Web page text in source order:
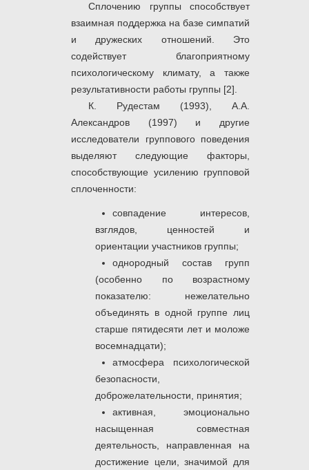
Сплочению группы способствует
взаимная поддержка на базе симпатий
и дружеских отношений. Это
содействует благоприятному
психологическому климату, а также
результативности работы группы [2].
К. Рудестам (1993), А.А.
Александров (1997) и другие
исследователи группового поведения
выделяют следующие факторы,
способствующие усилению групповой
сплоченности:
совпадение интересов,
взглядов, ценностей и
ориентации участников группы;
однородный состав групп
(особенно по возрастному
показателю: нежелательно
объединять в одной группе лиц
старше пятидесяти лет и моложе
восемнадцати);
атмосфера психологической
безопасности,
доброжелательности, принятия;
активная, эмоционально
насыщенная совместная
деятельность, направленная на
достижение цели, значимой для